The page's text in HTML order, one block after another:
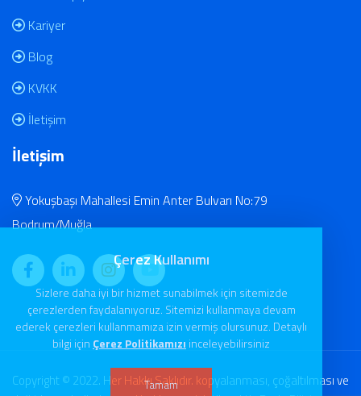
Kariyer
Blog
KVKK
İletişim
İletişim
Yokuşbaşı Mahallesi Emin Anter Bulvarı No:79
Bodrum/Muğla
Copyright © 2022. Her Hakkı Saklıdır. kopyalanması, çoğaltılması ve
Çerez Kullanımı
Sizlere daha iyi bir hizmet sunabilmek için sitemizde
çerezlerden faydalanıyoruz. Sitemizi kullanmaya devam
ederek çerezleri kullanmamıza izin vermiş olursunuz. Detaylı
bilgi için Çerez Politikamızı inceleyebilirsiniz
Tamam